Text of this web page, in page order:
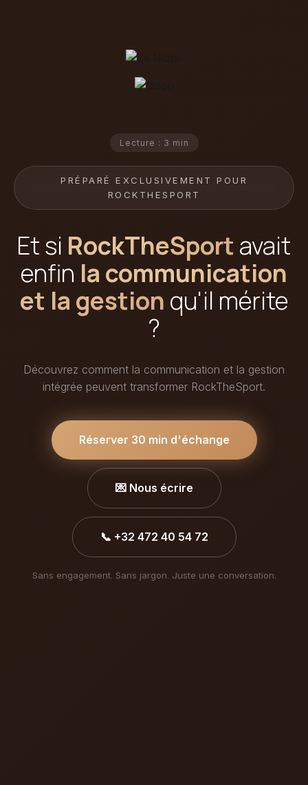
Lecture : 3 min
PRÉPARÉ EXCLUSIVEMENT POUR
ROCKTHESPORT
Et si RockTheSport avait
enfin la communication
et la gestion qu'il mérite
?
Découvrez comment la communication et la gestion
intégrée peuvent transformer RockTheSport.
Réserver 30 min d'échange
💌 Nous écrire
📞 +32 472 40 54 72
Sans engagement. Sans jargon. Juste une conversation.